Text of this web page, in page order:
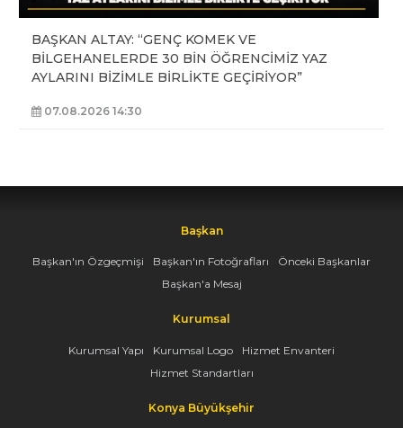
BAŞKAN ALTAY: “GENÇ KOMEK VE
BİLGEHANELERDE 30 BİN ÖĞRENCİMİZ YAZ
AYLARINI BİZİMLE BİRLİKTE GEÇİRİYOR”
07.08.2026 14:30
Başkan
Başkan'ın Özgeçmişi Başkan'ın Fotoğrafları
Önceki Başkanlar
Başkan'a Mesaj
Kurumsal
Kurumsal Yapı Kurumsal Logo
Hizmet Envanteri
Hizmet Standartları
Konya Büyükşehir